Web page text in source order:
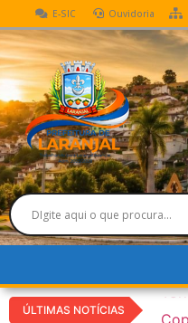
E-SIC Ouvidoria
ÚLTIMAS NOTÍCIAS